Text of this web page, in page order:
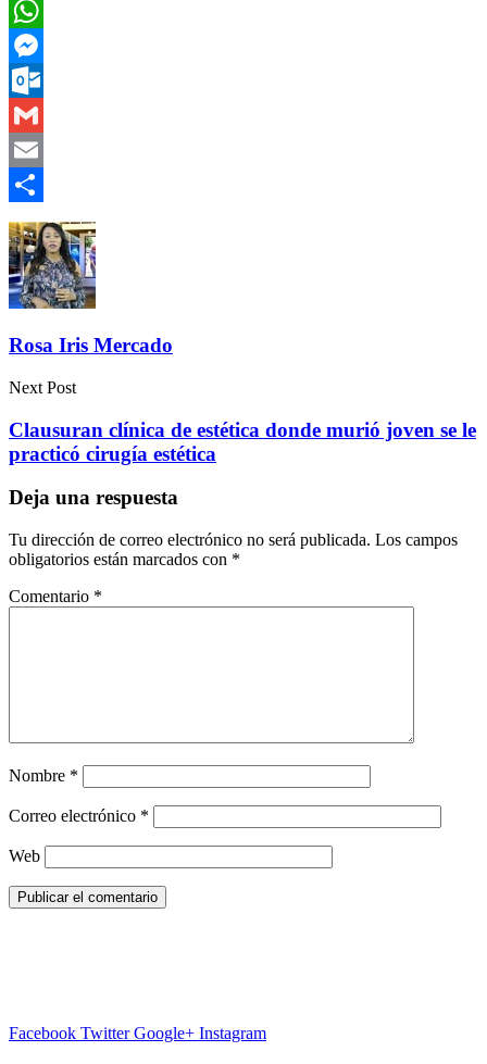
Twitter
WhatsApp
Messenger
Outlook.com
Gmail
Email
Compartir
Rosa Iris Mercado
Next Post
Clausuran clínica de estética donde murió joven se le
practicó cirugía estética
Deja una respuesta
Tu dirección de correo electrónico no será publicada. Los campos
obligatorios están marcados con *
Comentario *
Nombre *
Correo electrónico *
Web
Facebook Twitter Google+ Instagram